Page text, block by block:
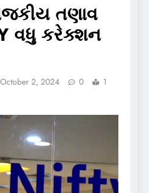
તણાવ
વધુ કરેક્શન
October 2, 2024 0
1